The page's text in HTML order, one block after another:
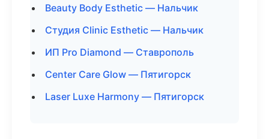
Beauty Body Esthetic — Нальчик
Студия Clinic Esthetic — Нальчик
ИП Pro Diamond — Ставрополь
Center Care Glow — Пятигорск
Laser Luxe Harmony — Пятигорск